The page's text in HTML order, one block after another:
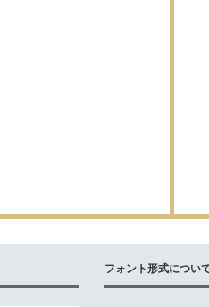
フォント形式につい